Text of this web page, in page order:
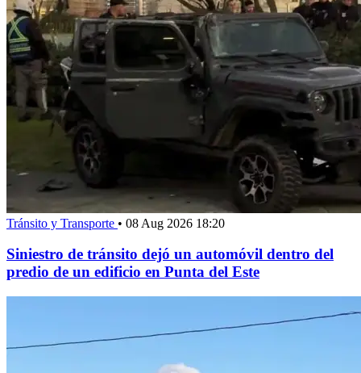
Tránsito y Transporte • 08 Aug 2026 18:20
Siniestro de tránsito dejó un automóvil dentro del
predio de un edificio en Punta del Este